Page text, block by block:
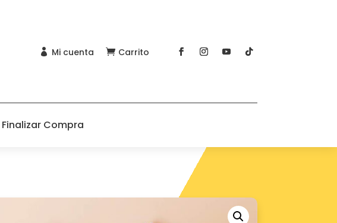
 Mi cuenta  Carrito
Finalizar Compra